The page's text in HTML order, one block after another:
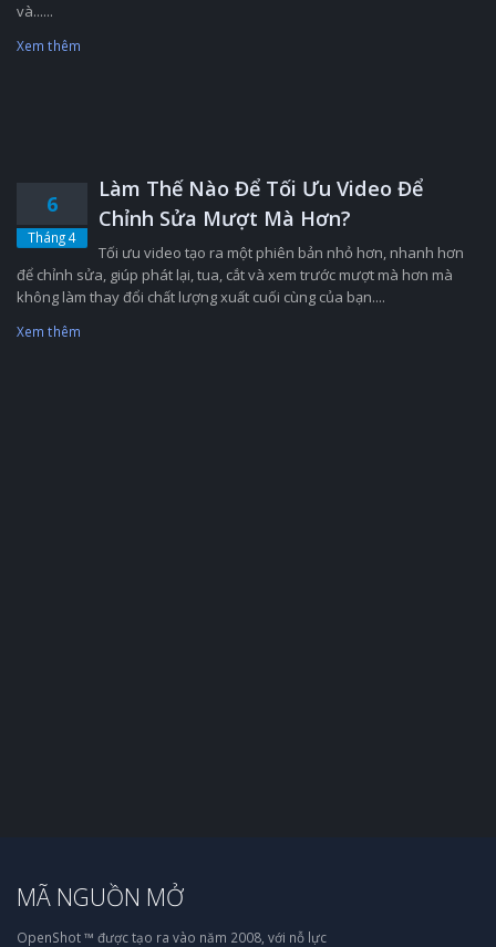
và......
Xem thêm
6
Tháng 4
Làm Thế Nào Để Tối Ưu Video Để
Chỉnh Sửa Mượt Mà Hơn?
Tối ưu video tạo ra một phiên bản nhỏ hơn, nhanh hơn
để chỉnh sửa, giúp phát lại, tua, cắt và xem trước mượt mà hơn mà
không làm thay đổi chất lượng xuất cuối cùng của bạn....
Xem thêm
MÃ NGUỒN MỞ
OpenShot ™ được tạo ra vào năm 2008, với nỗ lực